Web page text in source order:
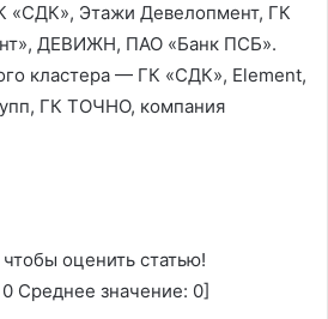
«СДК», Этажи Девелопмент, ГК
ДЕВИЖН, ПАО «Банк ПСБ».
кластера — ГК «СДК», Element,
ГК ТОЧНО, компания
оценить статью!
0 Среднее значение: 0]